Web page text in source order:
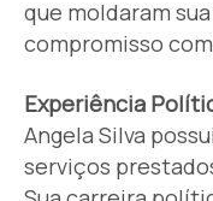
que moldaram
compromisso
Experiência
Angela Silva
serviços